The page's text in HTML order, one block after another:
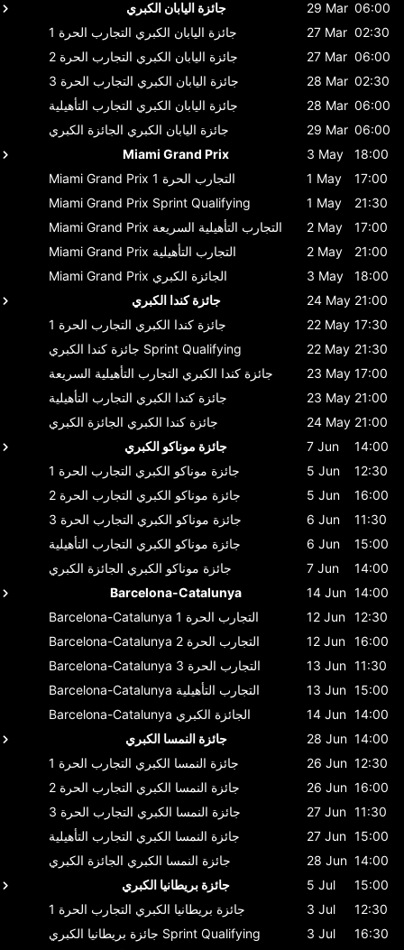
جائزة اليابان الكبري
29 Mar 06:00
جائزة اليابان الكبري التجارب الحرة 1 27 Mar 02:30
جائزة اليابان الكبري التجارب الحرة 2 27 Mar 06:00
جائزة اليابان الكبري التجارب الحرة 3 28 Mar 02:30
جائزة اليابان الكبري التجارب التأهيلية 28 Mar 06:00
جائزة اليابان الكبري الجائزة الكبري 29 Mar 06:00
Miami Grand Prix
3 May
18:00
Miami Grand Prix
التجارب الحرة 1 1 May
17:00
Miami Grand Prix Sprint Qualifying 1 May
21:30
Miami Grand Prix التجارب التأهيلية السريعة 2 May
17:00
Miami Grand Prix التجارب التأهيلية 2 May
21:00
Miami Grand Prix الجائزة الكبري 3 May
18:00
جائزة كندا الكبري
24 May 21:00
جائزة كندا الكبري التجارب الحرة 1 22 May 17:30
جائزة كندا الكبري Sprint Qualifying 22 May 21:30
جائزة كندا الكبري التجارب التأهيلية السريعة 23 May 17:00
جائزة كندا الكبري التجارب التأهيلية 23 May 21:00
جائزة كندا الكبري الجائزة الكبري 24 May 21:00
جائزة موناكو الكبري
7 Jun
14:00
جائزة موناكو الكبري التجارب الحرة 1 5 Jun
12:30
جائزة موناكو الكبري التجارب الحرة 2 5 Jun
16:00
جائزة موناكو الكبري التجارب الحرة 3 6 Jun
11:30
جائزة موناكو الكبري التجارب التأهيلية 6 Jun
15:00
جائزة موناكو الكبري الجائزة الكبري 7 Jun
14:00
Barcelona-Catalunya
14 Jun 14:00
Barcelona-Catalunya
التجارب الحرة 1 12 Jun 12:30
Barcelona-Catalunya
التجارب الحرة 2 12 Jun 16:00
Barcelona-Catalunya
التجارب الحرة 3 13 Jun 11:30
Barcelona-Catalunya التجارب التأهيلية 13 Jun 15:00
Barcelona-Catalunya الجائزة الكبري 14 Jun 14:00
جائزة النمسا الكبري
28 Jun 14:00
جائزة النمسا الكبري التجارب الحرة 1 26 Jun 12:30
جائزة النمسا الكبري التجارب الحرة 2 26 Jun 16:00
جائزة النمسا الكبري التجارب الحرة 3 27 Jun 11:30
جائزة النمسا الكبري التجارب التأهيلية 27 Jun 15:00
جائزة النمسا الكبري الجائزة الكبري 28 Jun 14:00
جائزة بريطانيا الكبري
5 Jul
15:00
جائزة بريطانيا الكبري التجارب الحرة 1 3 Jul
12:30
جائزة بريطانيا الكبري Sprint Qualifying 3 Jul
16:30